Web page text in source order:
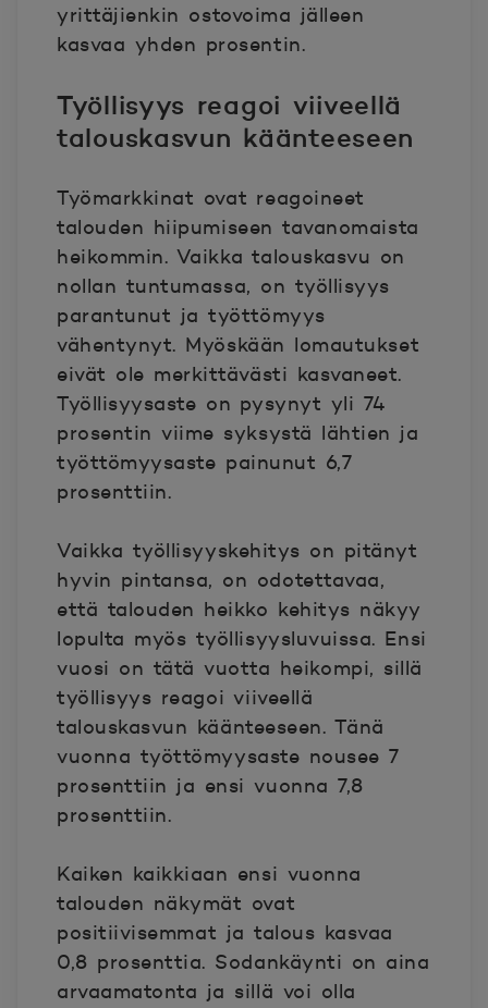
yrittäjienkin ostovoima jälleen
kasvaa yhden prosentin.
Työllisyys reagoi viiveellä
talouskasvun käänteeseen
Työmarkkinat ovat reagoineet
talouden hiipumiseen tavanomaista
heikommin. Vaikka talouskasvu on
nollan tuntumassa, on työllisyys
parantunut ja työttömyys
vähentynyt. Myöskään lomautukset
eivät ole merkittävästi kasvaneet.
Työllisyysaste on pysynyt yli 74
prosentin viime syksystä lähtien ja
työttömyysaste painunut 6,7
prosenttiin.
Vaikka työllisyyskehitys on pitänyt
hyvin pintansa, on odotettavaa,
että talouden heikko kehitys näkyy
lopulta myös työllisyysluvuissa. Ensi
vuosi on tätä vuotta heikompi, sillä
työllisyys reagoi viiveellä
talouskasvun käänteeseen. Tänä
vuonna työttömyysaste nousee 7
prosenttiin ja ensi vuonna 7,8
prosenttiin.
Kaiken kaikkiaan ensi vuonna
talouden näkymät ovat
positiivisemmat ja talous kasvaa
0,8 prosenttia. Sodankäynti on aina
arvaamatonta ja sillä voi olla